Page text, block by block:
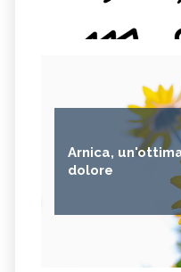
Arnica,
dolore